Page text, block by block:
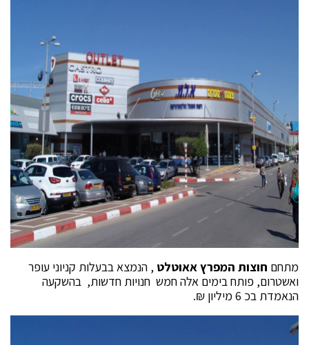
מתחםחוצות המפרץ אאוטלט , הנמצא בבעלות קניוני עופר
ואשטרום, פותח בימים אלה חמש חנויות חדשות, בהשקעה
הנאמדת בכ 6 מיליון ₪.